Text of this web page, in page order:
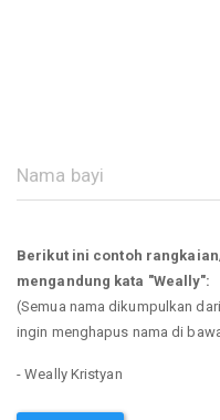
Berikut ini contoh
mengandung kata "Weally":
(Semua nama dikumpulkan
ingin menghapus nama di
- Weally Kristyan